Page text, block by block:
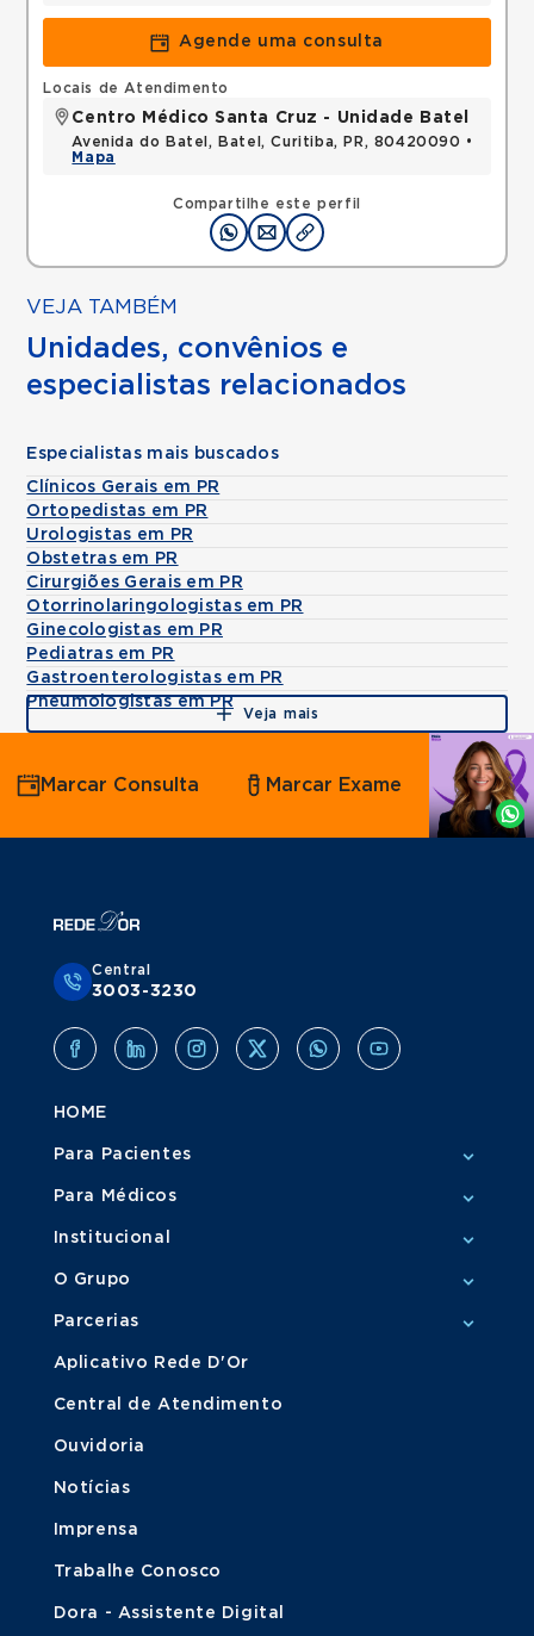
Agende uma consulta
Compartilhe este perfil
Locais de Atendimento
Centro Médico Santa Cruz - Unidade Batel
Avenida do Batel, Batel, Curitiba, PR, 80420090 •
Mapa
VEJA TAMBÉM
Unidades, convênios e
especialistas relacionados
Especialistas mais buscados
Clínicos Gerais em PR
Ortopedistas em PR
Urologistas em PR
Obstetras em PR
Cirurgiões Gerais em PR
Otorrinolaringologistas em PR
Ginecologistas em PR
Pediatras em PR
Gastroenterologistas em PR
Pneumologistas em PR
Veja mais
Agende
por
Whatsapp
Marcar Consulta Marcar Exame
Central
3003-3230
HOME
Para Pacientes
Para Médicos
Institucional
O Grupo
Parcerias
Aplicativo Rede D'Or
Central de Atendimento
Ouvidoria
Notícias
Imprensa
Trabalhe Conosco
Dora - Assistente Digital